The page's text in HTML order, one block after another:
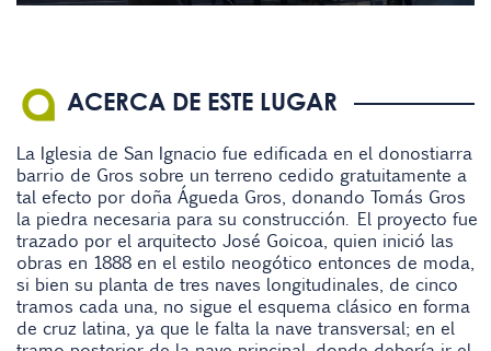
ACERCA DE ESTE LUGAR
La Iglesia de San Ignacio fue edificada en el donostiarra
barrio de Gros sobre un terreno cedido gratuitamente a
tal efecto por doña Águeda Gros, donando Tomás Gros
la piedra necesaria para su construcción. El proyecto fue
trazado por el arquitecto José Goicoa, quien inició las
obras en 1888 en el estilo neogótico entonces de moda,
si bien su planta de tres naves longitudinales, de cinco
tramos cada una, no sigue el esquema clásico en forma
de cruz latina, ya que le falta la nave transversal; en el